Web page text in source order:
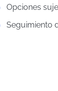
Opciones
Seguimiento